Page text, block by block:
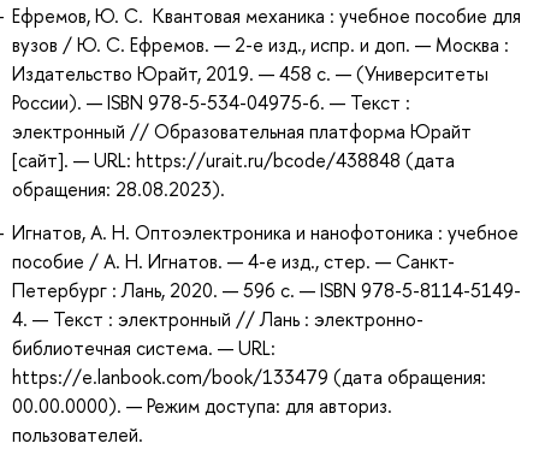
Ефремов, Ю. С. Квантовая механика : учебное пособие для
вузов / Ю. С. Ефремов. — 2-е изд., испр. и доп. — Москва :
Издательство Юрайт, 2019. — 458 с. — (Университеты
России). — ISBN 978-5-534-04975-6. — Текст :
электронный // Образовательная платформа Юрайт
[сайт]. — URL: https://urait.ru/bcode/438848 (дата
обращения: 28.08.2023).
Игнатов, А. Н. Оптоэлектроника и нанофотоника : учебное
пособие / А. Н. Игнатов. — 4-е изд., стер. — Санкт-
Петербург : Лань, 2020. — 596 с. — ISBN 978-5-8114-5149-
4. — Текст : электронный // Лань : электронно-
библиотечная система. — URL:
https://e.lanbook.com/book/133479 (дата обращения:
00.00.0000). — Режим доступа: для авториз.
пользователей.